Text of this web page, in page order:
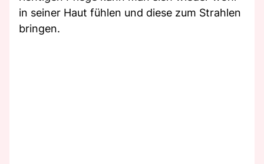
in seiner Haut fühlen und diese zum Strahlen
bringen.